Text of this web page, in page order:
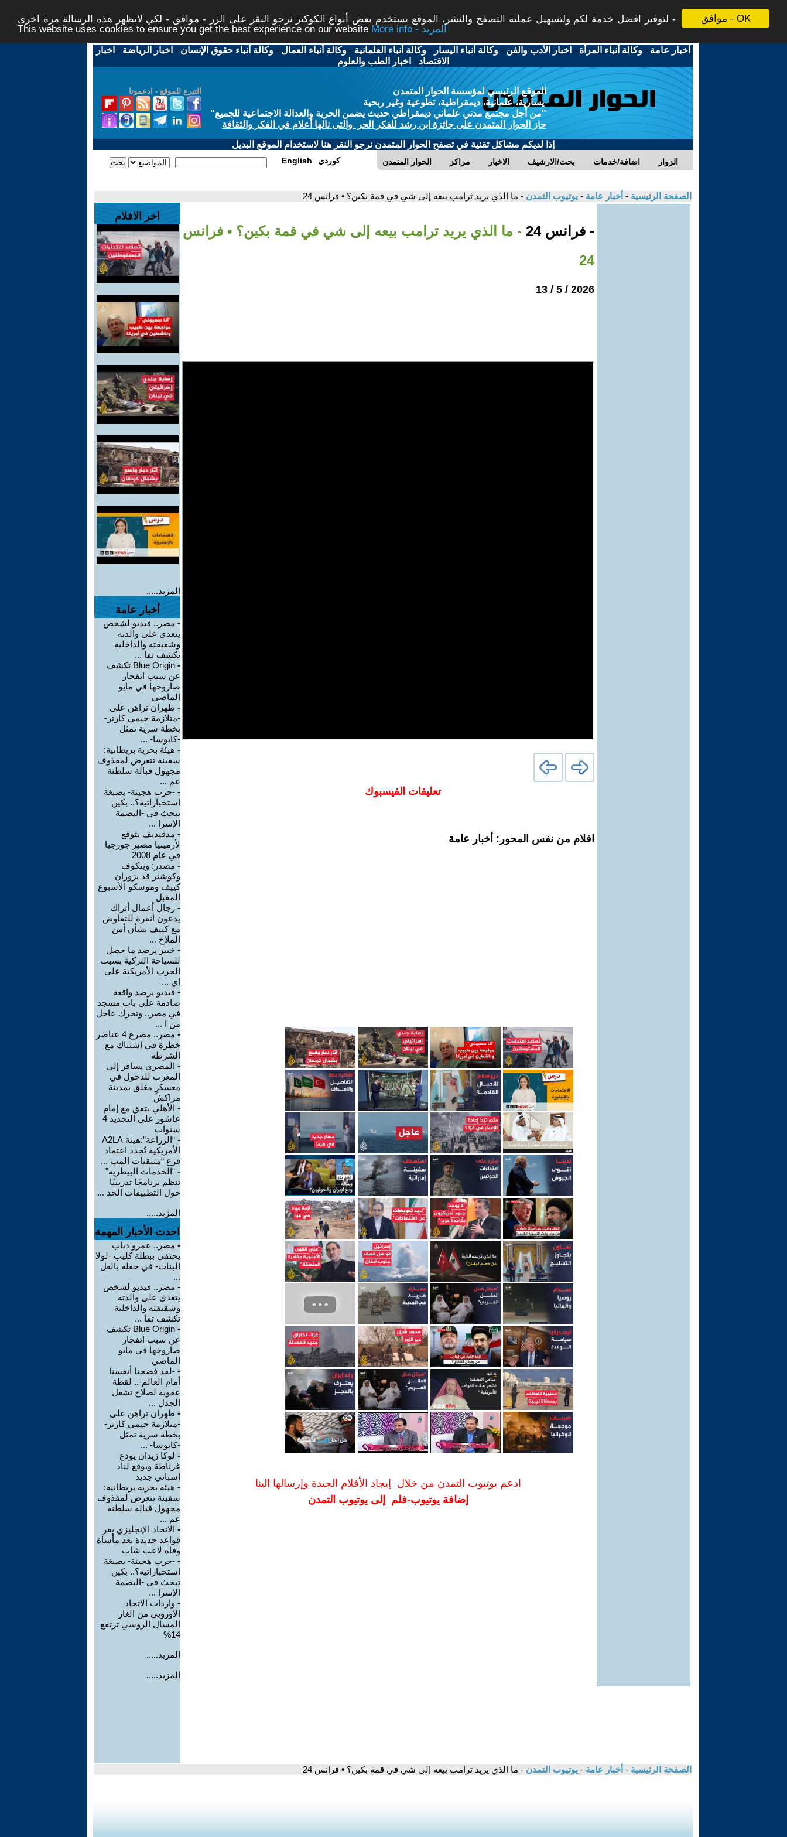
موافق - OK
لتوفير افضل خدمة لكم ولتسهيل عملية التصفح والنشر، الموقع يستخدم بعض أنواع الكوكيز نرجو النقر على الزر - موافق - لكي لاتظهر هذه الرسالة مرة اخرى -
This website uses cookies to ensure you get the best experience on our website
More info - المزيد
أخبار عامة -وكالة أنباء المرأة - اخبار الأدب والفن -وكالة أنباء اليسار -وكالة أنباء العلمانية -وكالة أنباء العمال -وكالة أنباء حقوق الإنسان - اخبار الرياضة - اخبار
الاقتصاد - اخبار الطب والعلوم
التبرع للموقع - ادعمونا
الموقع الرئيسي لمؤسسة الحوار المتمدن
يسارية، علمانية، ديمقراطية، تطوعية وغير ربحية
"من أجل مجتمع مدني علماني ديمقراطي حديث يضمن الحرية والعدالة الاجتماعية للجميع"
حاز الحوار المتمدن على جائزة ابن رشد للفكر الحر والتى نالها أعلام في الفكر والثقافة
إذا لديكم مشاكل تقنية في تصفح الحوار المتمدن نرجو النقر هنا لاستخدام الموقع البديل
الحوار المتمدن مراكز الاخبار بحث/الارشيف اضافة/خدمات الزوار English كوردي
الصفحة الرئيسية - أخبار عامة - يوتيوب التمدن - ما الذي يريد ترامب بيعه إلى شي في قمة بكين؟ • فرانس 24
- فرانس 24
- ما الذي يريد ترامب بيعه إلى شي في قمة بكين؟ • فرانس
24
2026 / 5 / 13
تعليقات الفيسبوك
افلام من نفس المحور: أخبار عامة
ادعم يوتيوب التمدن من خلال إيجاد الأفلام الجيدة وإرسالها الينا
إضافة يوتيوب-فلم إلى يوتيوب التمدن
اخر الافلام
المزيد.....
أخبار عامة
- مصر.. فيديو لشخص
يتعدى على والدته
وشقيقته والداخلية
تكشف تفا ...
-
Blue Origin تكشف
عن سبب انفجار
صاروخها في مايو
الماضي
- طهران تراهن على
-متلازمة جيمي كارتر-
بخطة سرية تمثل
-كابوسا- ...
- هيئة بحرية بريطانية:
سفينة تتعرض لمقذوف
مجهول قبالة سلطنة
عم ...
- -حرب هجينة- بصبغة
استخباراتية؟.. بكين
تبحث في -البصمة
الإسرا ...
- مدفيديف يتوقع
لأرمينيا مصير جورجيا
في عام 2008
- مصدر: ويتكوف
وكوشنر قد يزوران
كييف وموسكو الأسبوع
المقبل
- رجال أعمال أتراك
يدعون أنقرة للتفاوض
مع كييف بشأن أمن
الملاح ...
- خبير يرصد ما حصل
للسياحة التركية بسبب
الحرب الأمريكية على
إي ...
- فيديو يرصد واقعة
صادمة على باب مسجد
في مصر.. وتحرك عاجل
من ا ...
-
مصر.. مصرع 4 عناصر
خطرة في اشتباك مع
الشرطة
- المصري يسافر إلى
المغرب للدخول في
معسكرٍ مغلق بمدينة
مراكش
- الأهلي يتفق مع إمام
عاشور على التجديد 4
سنوات
-
“الزراعة”:هيئة A2LA
الأمريكية تُجدد اعتماد
فرع “متبقيات المب ...
- “الخدمات البيطرية”
تنظم برنامجًا تدريبيًا
حول التطبيقات الحد ...
المزيد.....
احدث الأخبار المهمة
- مصر.. عمرو دياب
يحتفي ببطلة كليب -لولا
البنات- في حفله بالعل
...
- مصر.. فيديو لشخص
يتعدى على والدته
وشقيقته والداخلية
تكشف تفا ...
-
Blue Origin تكشف
عن سبب انفجار
صاروخها في مايو
الماضي
- -لقد فضحنا أنفسنا
أمام العالم-.. لقطة
عفوية لصلاح تشعل
الجدل ...
- طهران تراهن على
-متلازمة جيمي كارتر-
بخطة سرية تمثل
-كابوسا- ...
- لوكا زيدان يودع
غرناطة ويوقع لناد
إسباني جديد
- هيئة بحرية بريطانية:
سفينة تتعرض لمقذوف
مجهول قبالة سلطنة
عم ...
- الاتحاد الإنجليزي يقر
قواعد جديدة بعد مأساة
وفاة لاعب شاب
- -حرب هجينة- بصبغة
استخباراتية؟.. بكين
تبحث في -البصمة
الإسرا ...
- واردات الاتحاد
الأوروبي من الغاز
المسال الروسي ترتفع
14%
المزيد.....
المزيد.....
الصفحة الرئيسية - أخبار عامة - يوتيوب التمدن - ما الذي يريد ترامب بيعه إلى شي في قمة بكين؟ • فرانس 24